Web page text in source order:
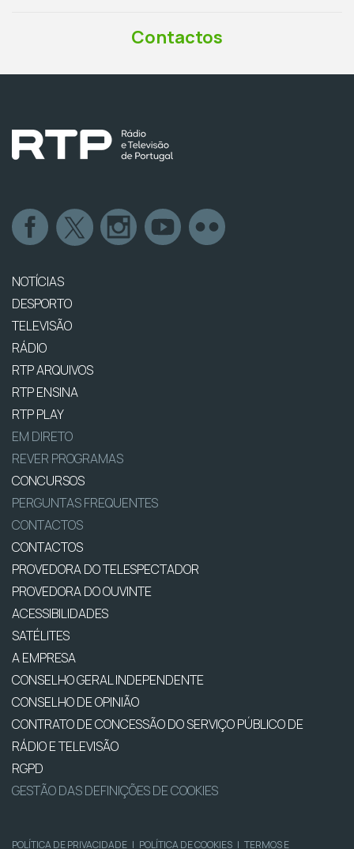
Contactos
NOTÍCIAS
DESPORTO
TELEVISÃO
RÁDIO
RTP ARQUIVOS
RTP ENSINA
RTP PLAY
EM DIRETO
REVER PROGRAMAS
CONCURSOS
PERGUNTAS FREQUENTES
CONTACTOS
CONTACTOS
PROVEDORA DO TELESPECTADOR
PROVEDORA DO OUVINTE
ACESSIBILIDADES
SATÉLITES
A EMPRESA
CONSELHO GERAL INDEPENDENTE
CONSELHO DE OPINIÃO
CONTRATO DE CONCESSÃO DO SERVIÇO PÚBLICO DE
RÁDIO E TELEVISÃO
RGPD
GESTÃO DAS DEFINIÇÕES DE COOKIES
POLÍTICA DE PRIVACIDADE | POLÍTICA DE COOKIES | TERMOS E